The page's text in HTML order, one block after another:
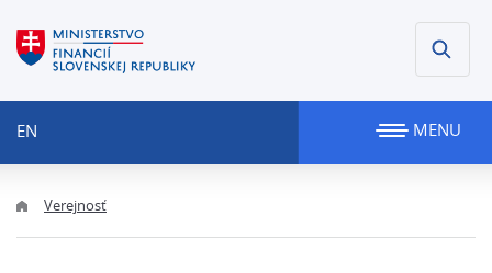
EN MENU
Verejnosť